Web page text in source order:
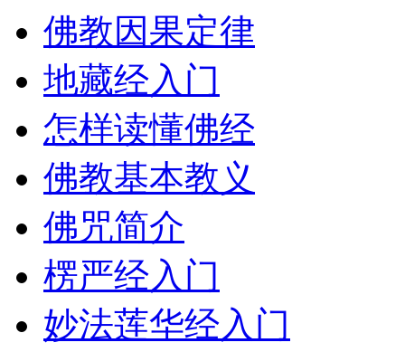
佛教因果定律
地藏经入门
怎样读懂佛经
佛教基本教义
佛咒简介
楞严经入门
妙法莲华经入门